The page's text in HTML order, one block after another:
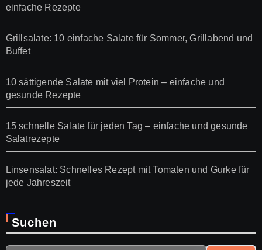
einfache Rezepte
Grillsalate: 10 einfache Salate für Sommer, Grillabend und
Buffet
10 sättigende Salate mit viel Protein – einfache und
gesunde Rezepte
15 schnelle Salate für jeden Tag – einfache und gesunde
Salatrezepte
Linsensalat: Schnelles Rezept mit Tomaten und Gurke für
jede Jahreszeit
Suchen